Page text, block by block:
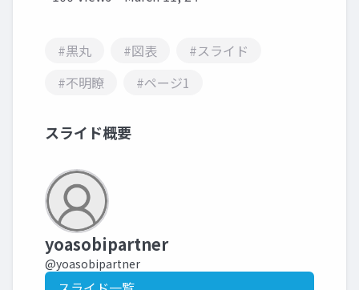
#黒丸 #図表
#スライド
#不明瞭
#ページ1
スライド概要
yoasobipartner
@yoasobipartner